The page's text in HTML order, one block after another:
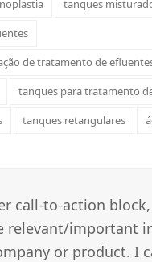
tanques
de tratamento de
tanques para tratamento
tanques retangulares
call-to-action
relevant/important
or product. I